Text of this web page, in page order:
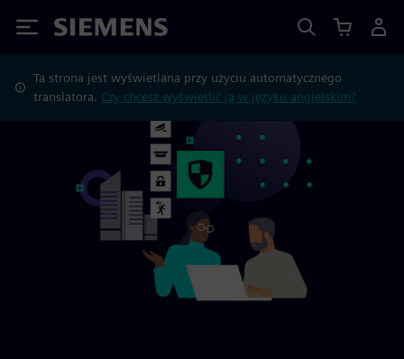
Siemens
Ta strona jest wyświetlana przy użyciu automatycznego
translatora. Czy chcesz wyświetlić ją w języku angielskim?